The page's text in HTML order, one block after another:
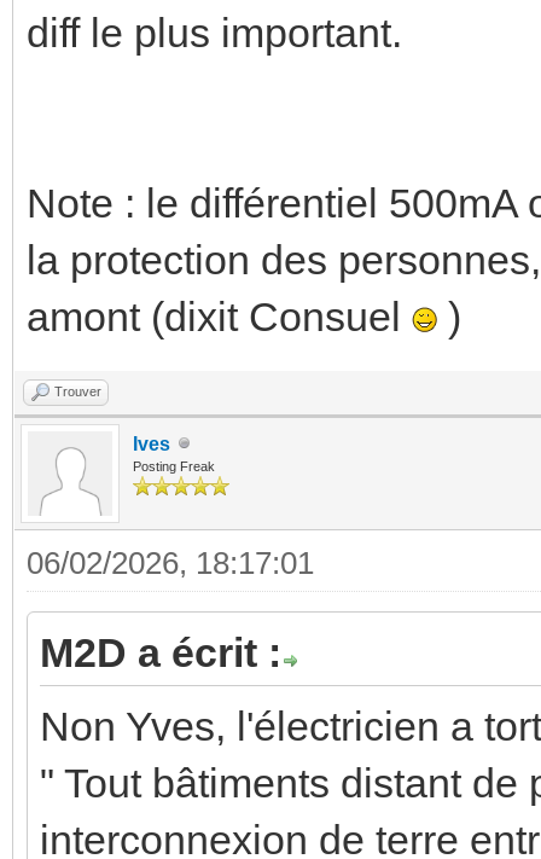
diff le plus important.
Note : le différentiel 500mA
la protection des
amont (dixit Consuel
)
Trouver
Ives
Posting Freak
06/02/2026, 18:17:01
M2D a écrit :
Non Yves, l'électricien a
" Tout bâtiments distant
interconnexion de terre